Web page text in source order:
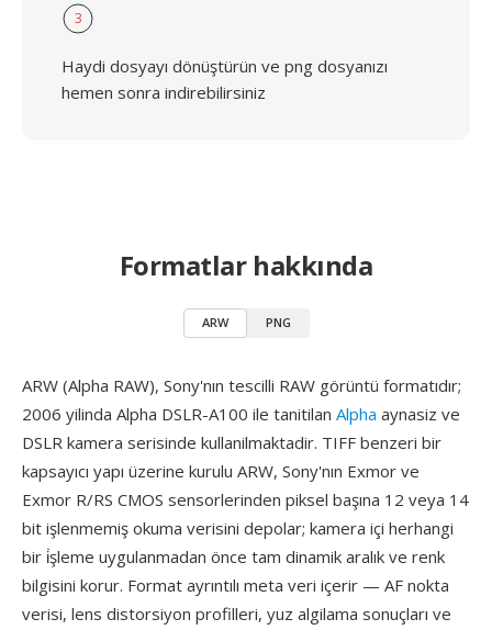
3
Haydi dosyayı dönüştürün ve png dosyanızı
hemen sonra indirebilirsiniz
Formatlar hakkında
ARW PNG
ARW (Alpha RAW), Sony'nın tescilli RAW görüntü formatıdır;
2006 yilinda Alpha DSLR-A100 ile tanitilan Alpha aynasiz ve
DSLR kamera serisinde kullanilmaktadir. TIFF benzeri bir
kapsayıcı yapı üzerine kurulu ARW, Sony'nın Exmor ve
Exmor R/RS CMOS sensorlerinden piksel başına 12 veya 14
bit işlenmemiş okuma verisini depolar; kamera içi herhangi
bir i̇şleme uygulanmadan önce tam dinamik aralık ve renk
bilgisini korur. Format ayrıntılı meta veri içerir — AF nokta
verisi, lens distorsiyon profilleri, yuz algilama sonuçları ve